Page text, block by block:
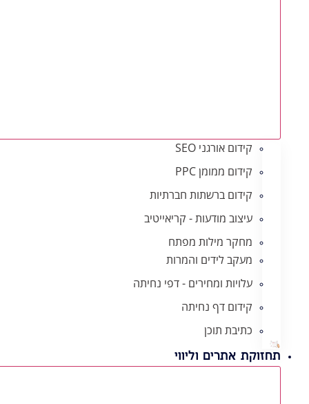
קידום אורגני SEO
קידום ממומן PPC
קידום ברשתות חברתיות
עיצוב מודעות - קריאייטיב
מחקר מילות מפתח
מעקב לידים והמרות
עלויות ומחירים - דפי נחיתה
קידום דף נחיתה
כתיבת תוכן
תחזוקת אתרים וליווי